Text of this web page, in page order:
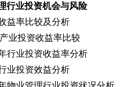
行业投资机会与风险
益率比较及分析
业投资收益率比较
行业投资收益率分析
业投资效益分析